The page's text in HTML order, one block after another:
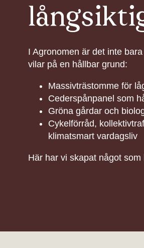
I Agronomen är det inte
vilar på en hållbar grund:
Massivträstomme för
Cederspånpanel som
Gröna gårdar och
Cykelförråd,
klimatsmart vardagsliv
Här har vi skapat något